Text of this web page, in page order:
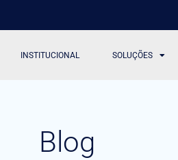
INSTITUCIONAL SOLUÇÕES
Blog